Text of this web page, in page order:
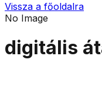
Vissza a főoldalra
No Image
digitális